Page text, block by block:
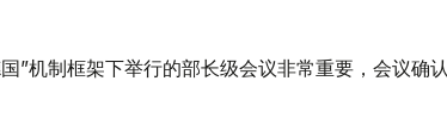
”机制框架下举行的部长级会议非常重要，会议确